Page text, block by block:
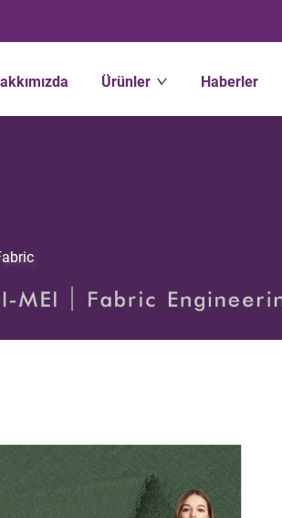
Ürünler Haberler